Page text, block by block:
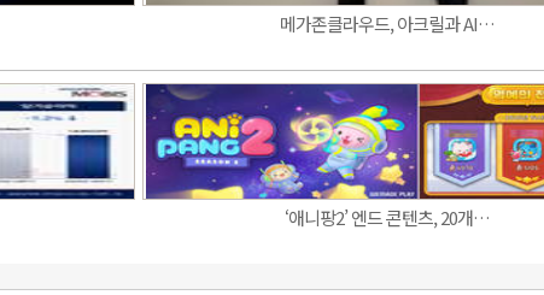
메가존클라우드, 아크릴과 AI…
‘애니팡2’ 엔드 콘텐츠, 20개…